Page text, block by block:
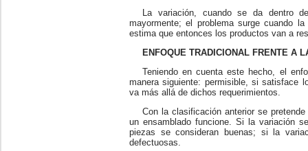
La variación, cuando se da dentro
mayormente; el problema surge cuando
estima que entonces los productos van a
ENFOQUE TRADICIONAL FRENTE A
Teniendo en cuenta este hecho, el
manera siguiente: permisible, si satisface
va más allá de dichos requerimientos.
Con la clasificación anterior se
un ensamblado funcione. Si la variación
piezas se consideran buenas; si la
defectuosas.